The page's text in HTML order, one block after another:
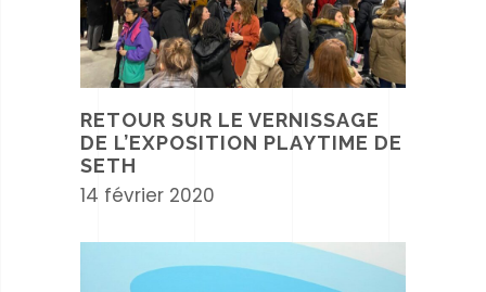
RETOUR SUR LE VERNISSAGE
DE L’EXPOSITION PLAYTIME DE
SETH
14 février 2020